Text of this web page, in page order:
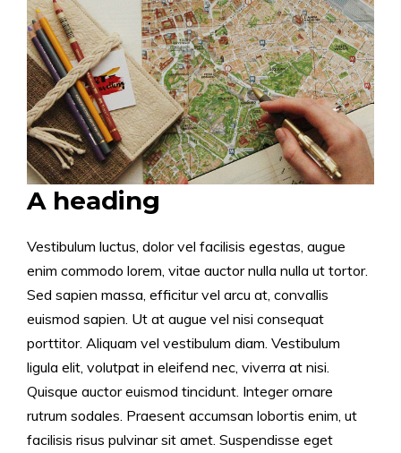
A heading
Vestibulum luctus, dolor vel facilisis egestas, augue
enim commodo lorem, vitae auctor nulla nulla ut tortor.
Sed sapien massa, efficitur vel arcu at, convallis
euismod sapien. Ut at augue vel nisi consequat
porttitor. Aliquam vel vestibulum diam. Vestibulum
ligula elit, volutpat in eleifend nec, viverra at nisi.
Quisque auctor euismod tincidunt. Integer ornare
rutrum sodales. Praesent accumsan lobortis enim, ut
facilisis risus pulvinar sit amet. Suspendisse eget